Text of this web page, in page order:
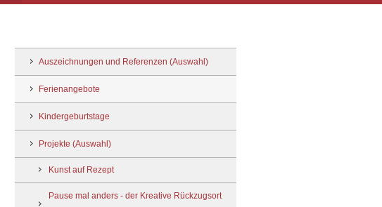
Auszeichnungen und Referenzen (Auswahl)
Ferienangebote
Kindergeburtstage
Projekte (Auswahl)
Kunst auf Rezept
Pause mal anders - der Kreative Rückzugsort